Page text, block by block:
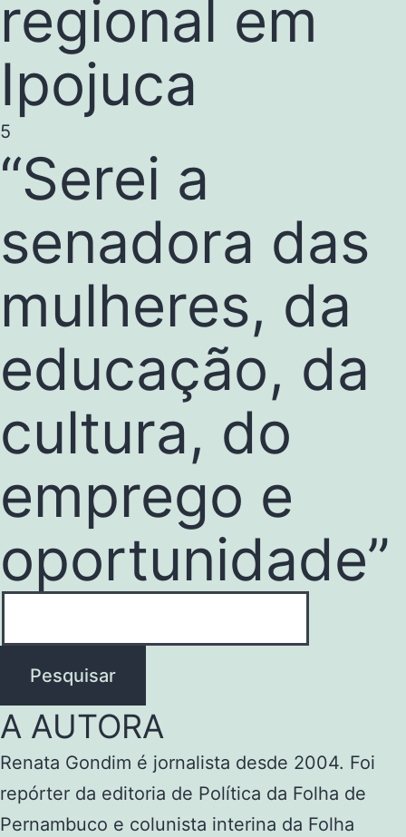
regional em
Ipojuca
5
“Serei a
senadora das
mulheres, da
educação, da
cultura, do
emprego e
oportunidade”
Pesquisar
A AUTORA
Renata Gondim é jornalista desde 2004. Foi
repórter da editoria de Política da Folha de
Pernambuco e colunista interina da Folha